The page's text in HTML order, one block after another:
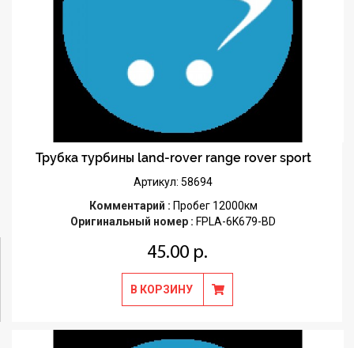
Трубка турбины land-rover range rover sport
Артикул: 58694
Комментарий : Пробег 12000км
Оригинальный номер : FPLA-6K679-BD
45.00 р.
В КОРЗИНУ